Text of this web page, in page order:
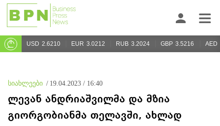
USD 2.6210 EUR 3.0212 RUB 3.2024 GBP 3.5216 AED
სიახლეები / 19.04.2023 / 16:40
ლევან ანდრიაშვილმა და მზია
გიორგობიანმა თელავში, ახლად